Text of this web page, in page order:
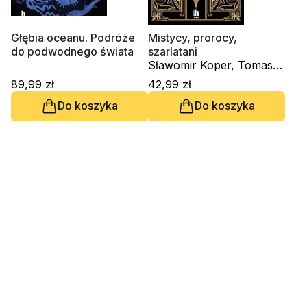
Religie
Książki obcojęzyczne
Poradniki, leksykony...
Dewocjonalia
Śpiewniki
Głębia oceanu. Podróże
do podwodnego świata
89,99 zł
Do koszyka
Mistycy, prorocy,
szarlatani
Sławomir Koper, Tomasz
Stańczyk
42,99 zł
Do koszyka